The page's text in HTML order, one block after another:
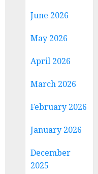
June 2026
May 2026
April 2026
March 2026
February 2026
January 2026
December
2025